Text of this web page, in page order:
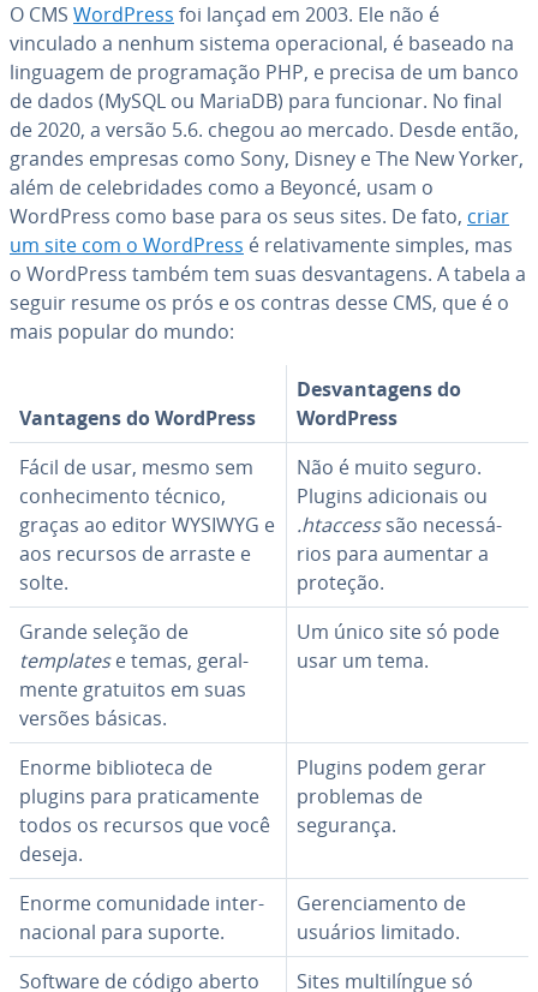
O CMS WordPress foi lançad em 2003. Ele não é
vinculado a nenhum sistema ope­ra­ci­o­nal, é baseado na
linguagem de pro­gra­ma­ção PHP, e precisa de um banco
de dados (MySQL ou MariaDB) para funcionar. No final
de 2020, a versão 5.6. chegou ao mercado. Desde então,
grandes empresas como Sony, Disney e The New Yorker,
além de ce­le­bri­da­des como a Beyoncé, usam o
WordPress como base para os seus sites. De fato, criar
um site com o WordPress é re­la­ti­va­mente simples, mas
o WordPress também tem suas des­van­ta­gens. A tabela a
seguir resume os prós e os contras desse CMS, que é o
mais popular do mundo:
Vantagens do WordPress
Des­van­ta­gens do
WordPress
Fácil de usar, mesmo sem
co­nhe­ci­mento técnico,
graças ao editor WYSIWYG e
aos recursos de arraste e
solte.
Não é muito seguro.
Plugins adi­ci­o­nais ou
.htaccesssão ne­ces­sá­
rios para aumentar a
proteção.
Grande seleção de
templatese temas, ge­ral­
mente gratuitos em suas
versões básicas.
Um único site só pode
usar um tema.
Enorme bi­bli­o­teca de
plugins para pra­ti­ca­mente
todos os recursos que você
deseja.
Plugins podem gerar
problemas de
segurança.
Enorme co­mu­ni­dade in­ter­
na­ci­o­nal para suporte.
Ge­ren­ci­a­mento de
usuários limitado.
Software de código aberto
Sites mul­ti­lín­gue só